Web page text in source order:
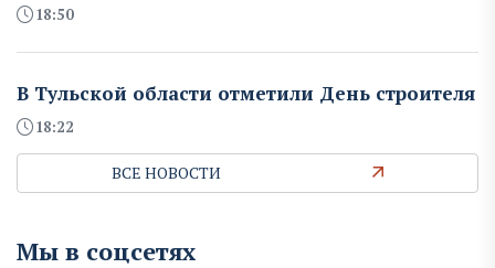
18:50
В Тульской области отметили День строителя
18:22
ВСЕ НОВОСТИ
Мы в соцсетях